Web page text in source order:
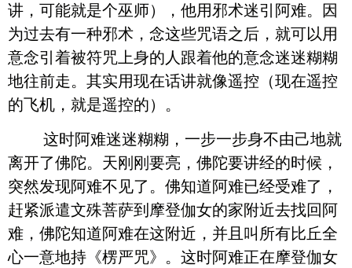
讲，可能就是个巫师），他用邪术迷引阿难。因
为过去有一种邪术，念这些咒语之后，就可以用
意念引着被符咒上身的人跟着他的意念迷迷糊糊
地往前走。其实用现在话讲就像遥控（现在遥控
的飞机，就是遥控的）。
这时阿难迷迷糊糊，一步一步身不由己地就
离开了佛陀。天刚刚要亮，佛陀要讲经的时候，
突然发现阿难不见了。佛知道阿难已经受难了，
赶紧派遣文殊菩萨到摩登伽女的家附近去找回阿
难，佛陀知道阿难在这附近，并且叫所有比丘全
心一意地持《楞严咒》。这时阿难正在摩登伽女